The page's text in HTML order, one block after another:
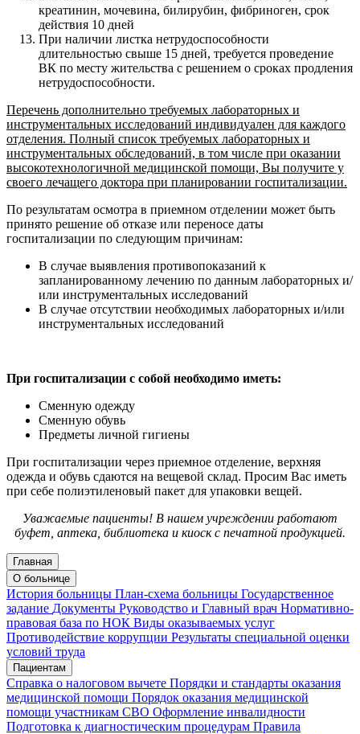
креатинин, мочевина, билирубин, фибриноген, срок
действия 10 дней
При наличии листка нетрудоспособности
длительностью свыше 15 дней, требуется проведение
ВК по месту жительства с решением о сроках продления
нетрудоспособности.
Перечень дополнительно требуемых лабораторных и
инструментальных исследований индивидуален для каждого
отделения. Полный список требуемых лабораторных и
инструментальных обследований, в том числе при оказании
высокотехнологичной медицинской помощи, Вы получите у
своего лечащего доктора при планировании госпитализации.
По результатам осмотра в приемном отделении может быть
принято решение об отказе или переносе даты
госпитализации по следующим причинам:
В случае выявления противопоказаний к
запланированному лечению по данным лабораторных и/
или инструментальных исследований
В случае отсутствии необходимых лабораторных и/или
инструментальных исследований
При госпитализации с собой необходимо иметь:
Сменную одежду
Сменную обувь
Предметы личной гигиены
При госпитализации через приемное отделение, верхняя
одежда и обувь сдаются на вещевой склад. Просим Вас иметь
при себе полиэтиленовый пакет для упаковки вещей.
Уважаемые пациенты! В нашем учреждении работают
буфет, аптека, библиотека и киоск с печатной продукцией.
Главная
О больнице
История больницы План-схема больницы Государственное
задание Документы Руководство и Главный врач Нормативно-
правовая база по НОК Виды оказываемых услуг
Противодействие коррупции Результаты специальной оценки
условий труда
Пациентам
Справка о налоговом вычете Порядки и стандарты оказания
медицинской помощи Порядок оказания медицинской
помощи участникам СВО Оформление инвалидности
Подготовка к диагностическим процедурам Правила